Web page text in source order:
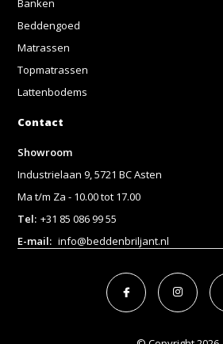
Banken
Beddengoed
Matrassen
Topmatrassen
Lattenbodems
Contact
Showroom
Industrielaan 9, 5721 BC Asten
Ma t/m Za - 10.00 tot 17.00
Tel: +31 85 086 99 55
E-mail: info@beddenbriljant.nl